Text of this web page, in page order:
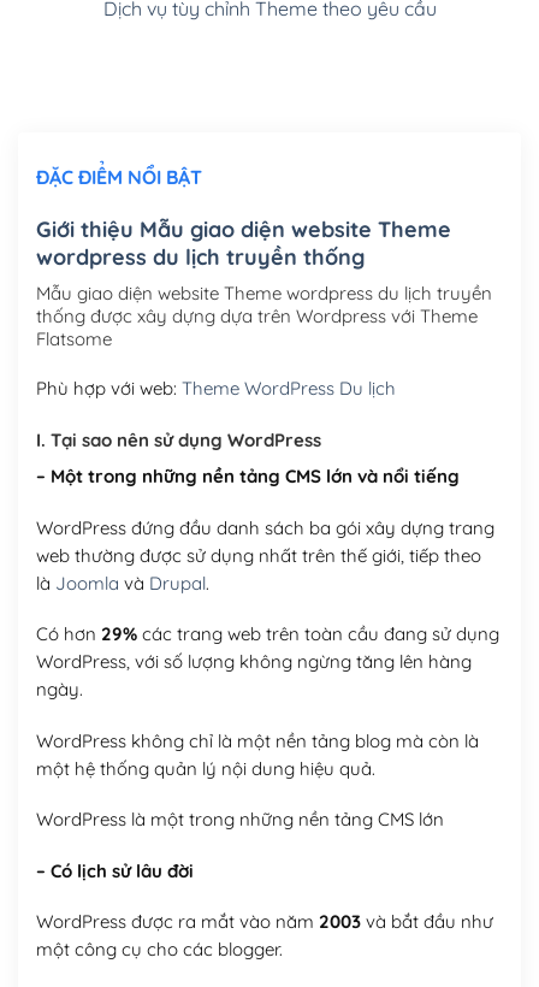
Cài đặt SMTP Mail cho site Wordpress(+100,000₫)
Mua thêm Host + Tên miền
Tên miền quốc tế .com .net .org (1 năm)
Tên miền Việt Nam .vn (1 năm)(+550,000₫)
Hosting 2GB SSD (1 năm)(+450,000₫)
Hosting 8GB SSD (1 năm) (+950,000₫)
Dịch vụ tùy chỉnh Theme theo yêu cầu
ĐẶC ĐIỂM NỔI BẬT
Giới thiệu Mẫu giao diện website Theme
wordpress du lịch truyền thống
Mẫu giao diện website Theme wordpress du lịch truyền
thống được xây dựng dựa trên Wordpress với Theme
Flatsome
Phù hợp với web: Theme WordPress Du lịch
I. Tại sao nên sử dụng WordPress
– Một trong những nền tảng CMS lớn và nổi tiếng
WordPress đứng đầu danh sách ba gói xây dựng trang
web thường được sử dụng nhất trên thế giới, tiếp theo
là Joomla và Drupal.
Có hơn 29%các trang web trên toàn cầu đang sử dụng
WordPress, với số lượng không ngừng tăng lên hàng
ngày.
WordPress không chỉ là một nền tảng blog mà còn là
một hệ thống quản lý nội dung hiệu quả.
WordPress là một trong những nền tảng CMS lớn
– Có lịch sử lâu đời
WordPress được ra mắt vào năm 2003và bắt đầu như
một công cụ cho các blogger.